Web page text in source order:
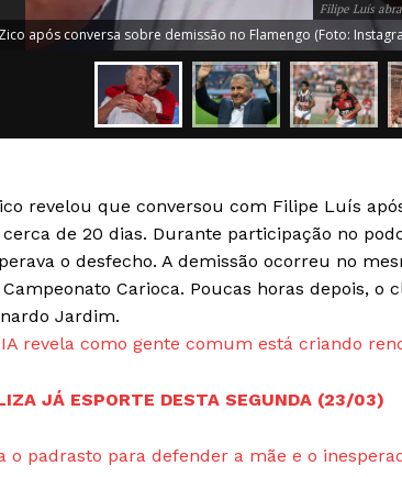
SAIBA MAIS
Filipe Luís
após conversa sobre demissão no Flamengo (Foto:
revelou que conversou com Filipe Luís
de 20 dias. Durante participação no
o desfecho. A demissão ocorreu no
Carioca. Poucas horas depois,
Jardim.
revela como gente comum está criando
JÁ ESPORTE DESTA SEGUNDA (23/03)
o padrasto para defender a mãe e o